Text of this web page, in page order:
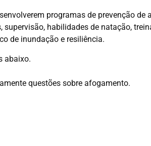
programas de prevenção de
habilidades de natação,
de inundação e resiliência.
abaixo.
questões sobre afogamento.